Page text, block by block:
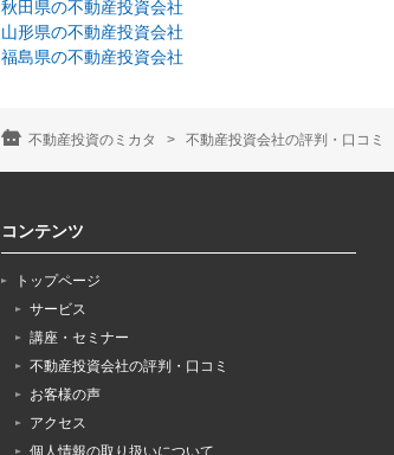
秋田県の不動産投資会社
山形県の不動産投資会社
福島県の不動産投資会社
不動産投資のミカタ 不動産投資会社の評判・口コミ
コンテンツ
トップページ
サービス
講座・セミナー
不動産投資会社の評判・口コミ
お客様の声
アクセス